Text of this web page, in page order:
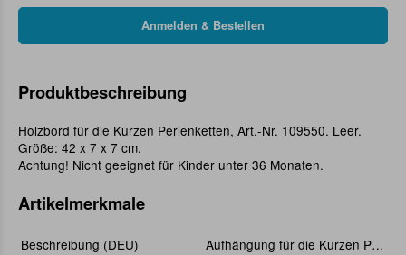
Produktbeschreibung
Holzbord für die Kurzen Perlenketten, Art.-Nr. 109550. Leer.
Größe: 42 x 7 x 7 cm.
Achtung! Nicht geeignet für Kinder unter 36 Monaten.
Artikelmerkmale
Beschreibung (DEU)
Aufhängung für die Kurzen Perlenketten